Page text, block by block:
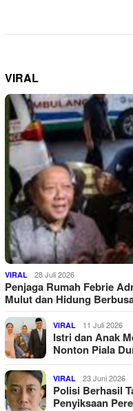
VIRAL
VIRAL 28 Juli 2026
Penjaga Rumah Febrie
Mulut dan Hidung
VIRAL 11 Juli 2026
Istri dan Anak
Nonton Piala
VIRAL 23 Juni 2026
Polisi Berhasil
Penyiksaan